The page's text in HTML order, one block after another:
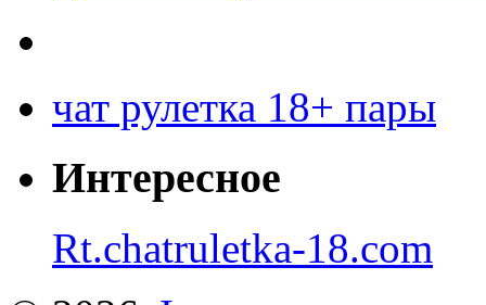
чат рулетка 18+ пары
Интересное
Rt.chatruletka-18.com